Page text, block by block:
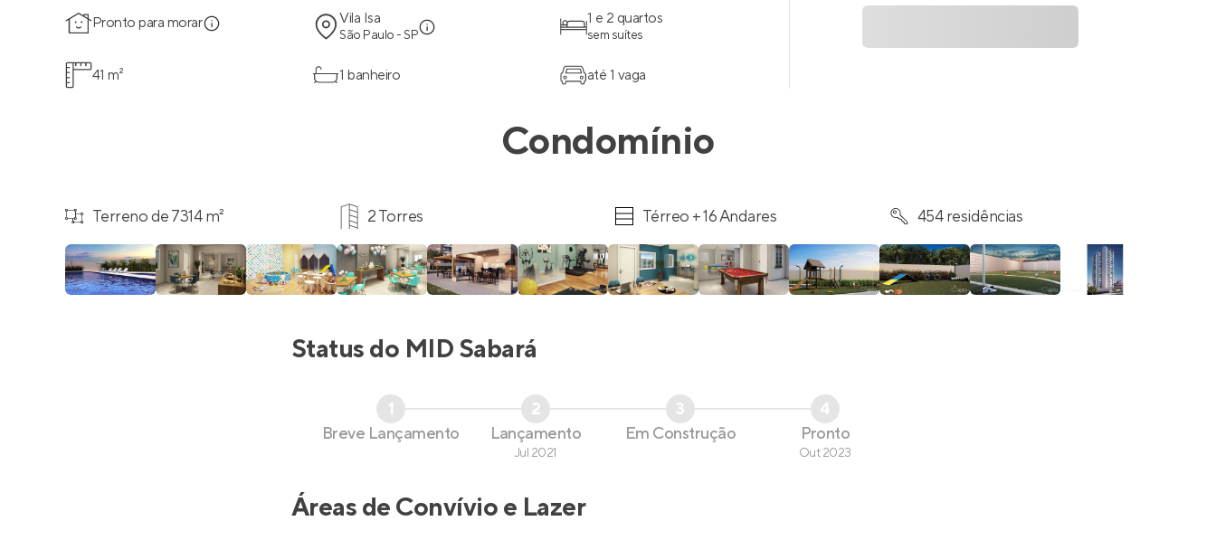
Pronto para morar Vila Isa
São Paulo - SP
1 e 2 quartos
sem suítes
41 m² 1 banheiro até 1 vaga
Condomínio
Terreno de 7314 m² 2 Torres Térreo + 16 Andares 454 residências
Status do MID Sabará
1
Breve Lançamento
2
Lançamento
Jul 2021
3
Em Construção
4
Pronto
Out 2023
Áreas de Convívio e Lazer